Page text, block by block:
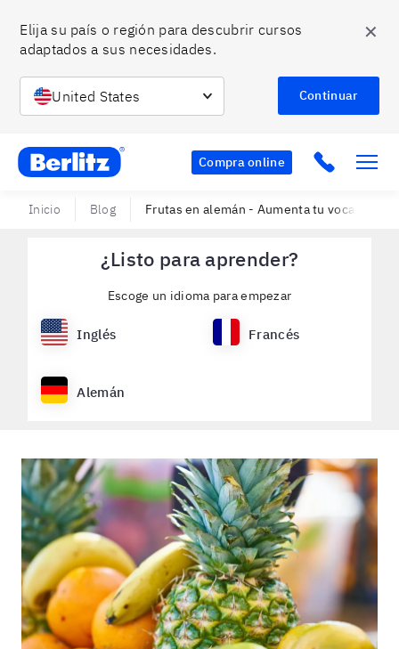
Elija su país o región para descubrir cursos
adaptados a sus necesidades.
United States Continuar
✕
Berlitz Chile Compra online Click to
Inicio Blog Frutas en alemán - Aumenta tu vocabulario
¿Listo para aprender?
Escoge un idioma para empezar
Inglés Francés
Alemán